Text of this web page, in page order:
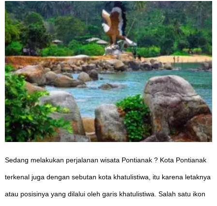
Sedang melakukan perjalanan wisata Pontianak ? Kota Pontianak
terkenal juga dengan sebutan kota khatulistiwa, itu karena letaknya
atau posisinya yang dilalui oleh garis khatulistiwa. Salah satu ikon